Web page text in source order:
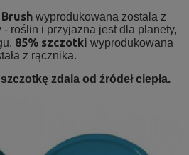
wyprodukowana zostala z
- roślin i przyjazna jest dla planety,
85% szczotki wyprodukowana
z rącznika.
zdala od źródeł ciepła.